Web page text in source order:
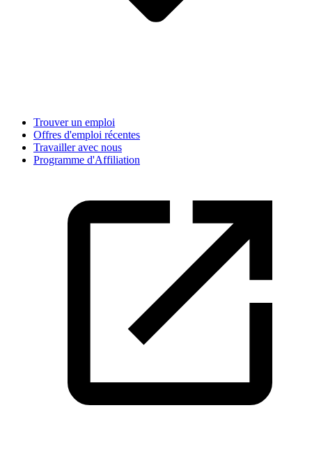
Trouver un emploi
Offres d'emploi récentes
Travailler avec nous
Programme d'Affiliation